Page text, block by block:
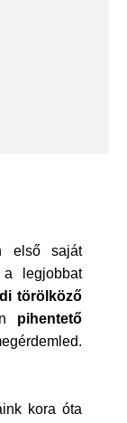
első saját
legjobbat
törölköző
pihentető
kora óta